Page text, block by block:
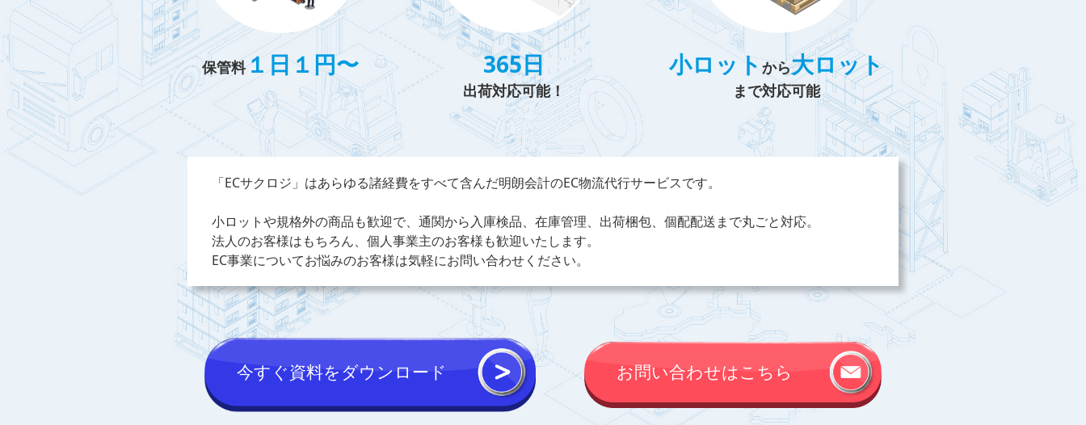
保管料１日１円〜 365日
出荷対応可能！
小ロットから大ロット
まで対応可能
「ECサクロジ」はあらゆる諸経費をすべて含んだ明朗会計のEC物流代行サービスです。
小ロットや規格外の商品も歓迎で、通関から入庫検品、在庫管理、出荷梱包、個配配送まで丸ごと対応。
法人のお客様はもちろん、個人事業主のお客様も歓迎いたします。
EC事業についてお悩みのお客様は気軽にお問い合わせください。
今すぐ資料をダウンロード お問い合わせはこちら